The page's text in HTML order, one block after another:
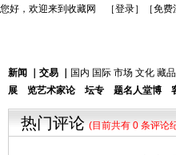
您好，欢迎来到收藏网 ［登录］［免费
新闻 国内 国际 市场 文化
交易 藏品
展 览艺术家论 坛专 题名人堂博
热门评论(目前共有 0 条评论